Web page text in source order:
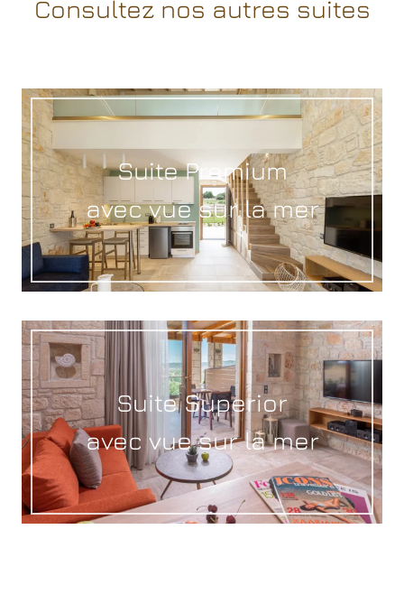
Consultez nos autres suites
Suite Premium
avec vue sur la mer
Suite Superior
avec vue sur la mer